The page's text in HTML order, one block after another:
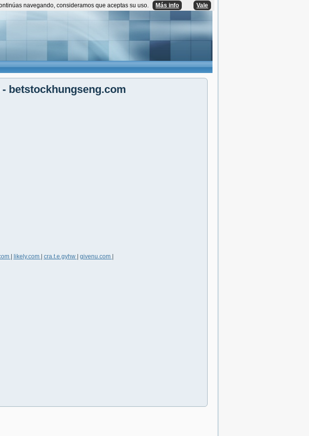
betstockhungseng.com
likely.com cra.t.e.gyhw givenu.com
navegando, consideramos que aceptas su uso. Más info Vale